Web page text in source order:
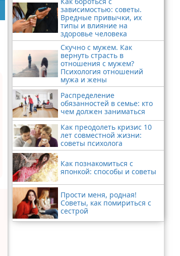
зависимостью: советы.
Вредные привычки, их
типы и влияние на
здоровье человека
Скучно с мужем. Как
вернуть страсть в
отношения с мужем?
Психология отношений
мужа и жены
Распределение
обязанностей в семье: кто
чем должен заниматься
Как преодолеть кризис 10
лет совместной жизни:
советы психолога
Как познакомиться с
японкой: способы и советы
Прости меня, родная!
Советы, как помириться с
сестрой